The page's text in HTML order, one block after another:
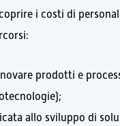
i costi di
prodotti e
allo sviluppo di